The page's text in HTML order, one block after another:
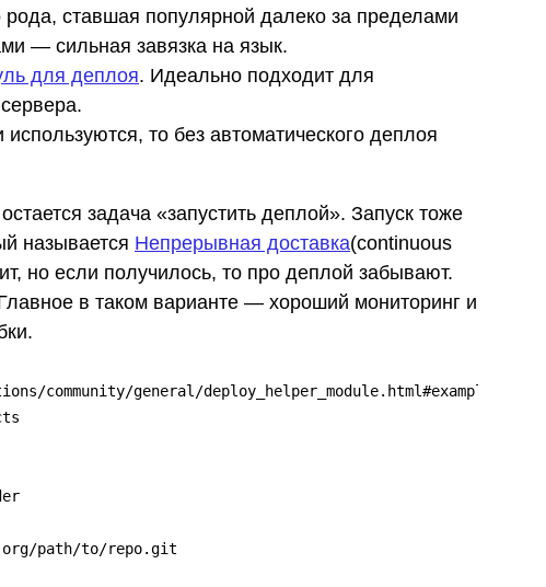
ставшая популярной далеко за пределами
— сильная завязка на язык.
для деплоя. Идеально подходит для
то без автоматического деплоя
задача «запустить деплой». Запуск тоже
называется Непрерывная доставка(continuous
но если получилось, то про деплой забывают.
в таком варианте — хороший мониторинг и
general/deploy_helper_module.html#examples
path/to/repo.git